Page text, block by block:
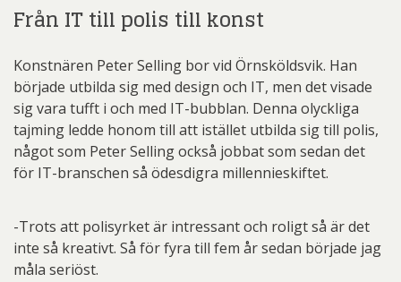
Från IT till polis till konst
Konstnären Peter Selling bor vid Örnsköldsvik. Han
började utbilda sig med design och IT, men det visade
sig vara tufft i och med IT-bubblan. Denna olyckliga
tajming ledde honom till att istället utbilda sig till polis,
något som Peter Selling också jobbat som sedan det
för IT-branschen så ödesdigra millennieskiftet.
-Trots att polisyrket är intressant och roligt så är det
inte så kreativt. Så för fyra till fem år sedan började jag
måla seriöst.